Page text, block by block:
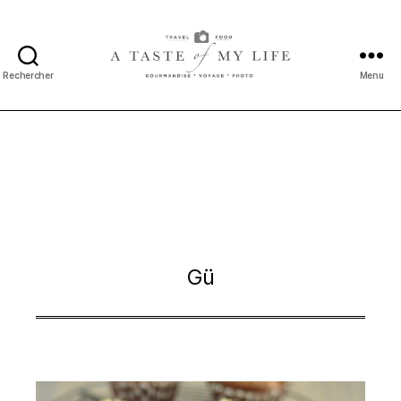
Rechercher
taste
Menu
Gü